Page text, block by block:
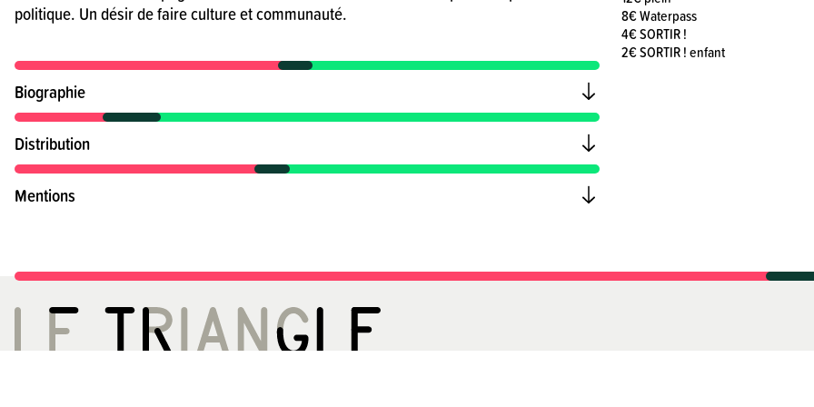
politique. Un désir de faire culture et communauté.
Biographie
Distribution
Mentions
8€ Waterpass
4€ SORTIR !
2€ SORTIR ! enfant